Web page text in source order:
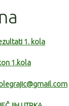
1. kola
1.kola